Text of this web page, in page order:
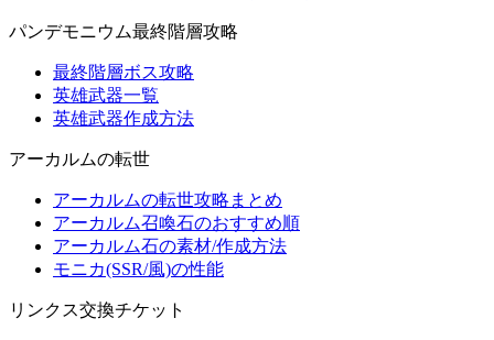
パンデモニウム最終階層攻略
最終階層ボス攻略
英雄武器一覧
英雄武器作成方法
アーカルムの転世
アーカルムの転世攻略まとめ
アーカルム召喚石のおすすめ順
アーカルム石の素材/作成方法
モニカ(SSR/風)の性能
リンクス交換チケット